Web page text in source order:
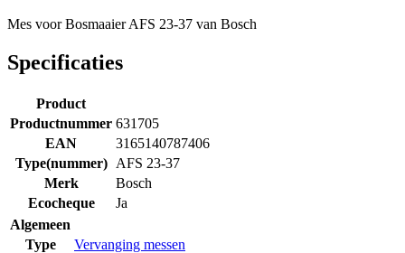
Mes voor Bosmaaier AFS 23-37 van Bosch
Specificaties
Product
Productnummer 631705
EAN
3165140787406
Type(nummer)
AFS 23-37
Merk
Bosch
Ecocheque
Ja
Algemeen
Type
Vervanging messen